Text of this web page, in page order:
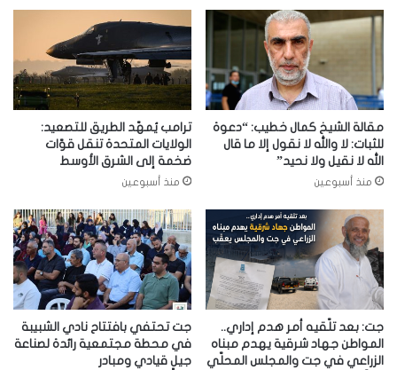
مقالة الشيخ كمال خطيب: “دعوة
للثبات: لا والله لا نقول إلا ما قال
الله لا نقيل ولا نحيد”
منذ أسبوعين
ترامب يُمهّد الطريق للتصعيد:
الولايات المتحدة تنقل قوّات
ضخمة إلى الشرق الأوسط
منذ أسبوعين
جت: بعد تلّقيه أمر هدم إداري..
المواطن جهاد شرقية يهدم مبناه
الزراعي في جت والمجلس المحلّي
جت تحتفي بافتتاح نادي الشبيبة
في محطة مجتمعية رائدة لصناعة
جيلٍ قيادي ومبادر